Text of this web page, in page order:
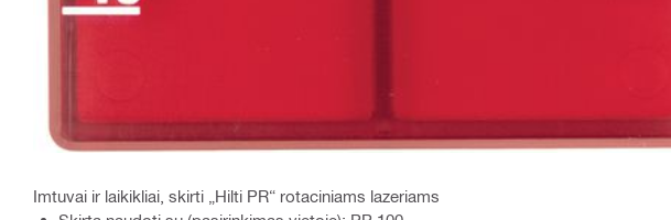
Imtuvai ir laikikliai, skirti „Hilti PR“ rotaciniams lazeriams